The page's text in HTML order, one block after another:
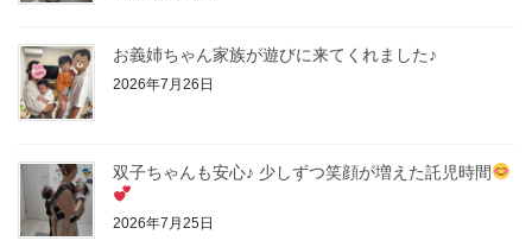
お義姉ちゃん家族が遊びに来てくれました♪
2026年7月26日
双子ちゃんも安心♪ 少しずつ笑顔が増えた託児時間
2026年7月25日